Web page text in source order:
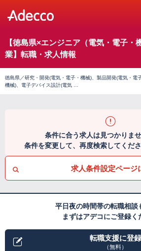
【徳島県×エンジニア（電気・電子・
業】転職・求人情報
徳島県／研究・開発(電気・電子・機械)、製品開発(電気・電
機械)、電子デバイス設計(電気 …
条件に合う求人は見つかりませ
条件を変更して、再度検索してくだ
求人条件設定ページ
平日夜の時間帯の転職相談
まずはアデコにご登録く
転職支援に登録
（無料）